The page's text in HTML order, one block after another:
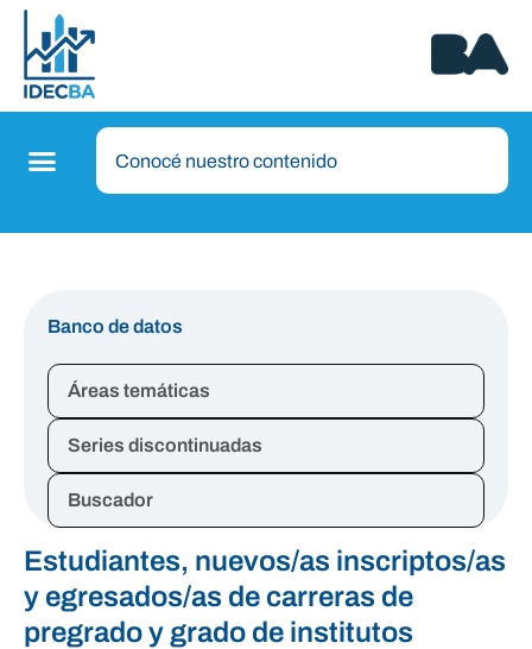
Banco de datos
Áreas temáticas
Series discontinuadas
Buscador
Estudiantes, nuevos/as inscriptos/as
y egresados/as de carreras de
pregrado y grado de institutos